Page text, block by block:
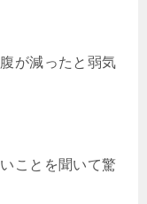
が減ったと弱気
ことを聞いて驚